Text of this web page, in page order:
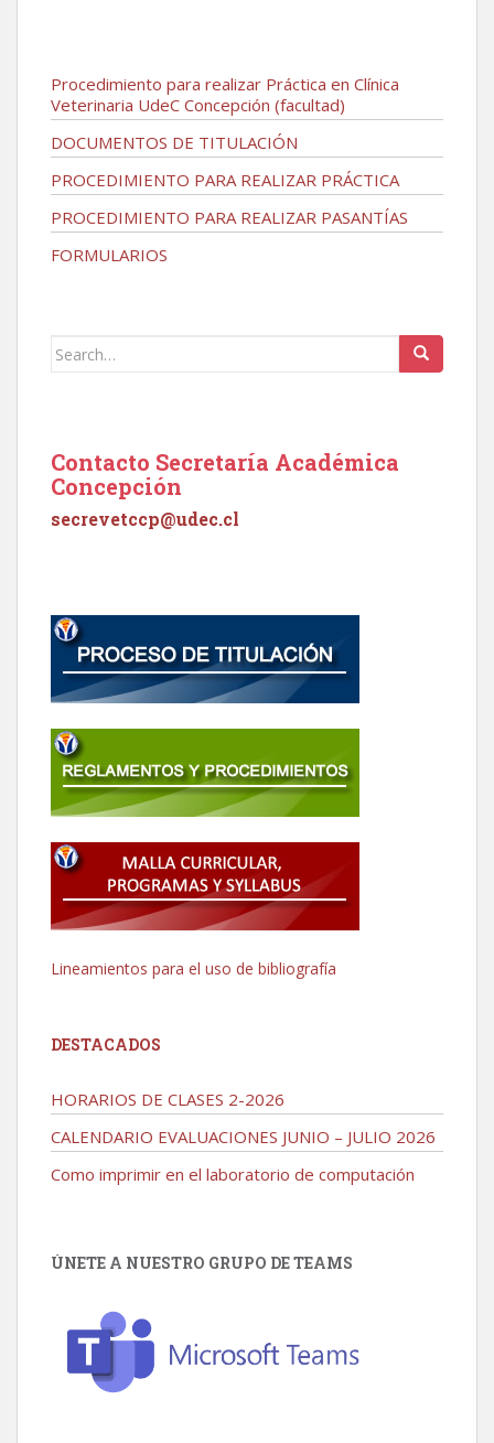
Procedimiento para realizar Práctica en Clínica
Veterinaria UdeC Concepción (facultad)
DOCUMENTOS DE TITULACIÓN
PROCEDIMIENTO PARA REALIZAR PRÁCTICA
PROCEDIMIENTO PARA REALIZAR PASANTÍAS
FORMULARIOS
Search
Contacto Secretaría Académica
Concepción
secrevetccp@udec.cl
Lineamientos para el uso de bibliografía
DESTACADOS
HORARIOS DE CLASES 2-2026
CALENDARIO EVALUACIONES JUNIO – JULIO 2026
Como imprimir en el laboratorio de computación
ÚNETE A NUESTRO GRUPO DE TEAMS